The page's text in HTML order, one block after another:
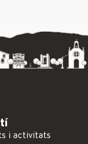
i activitats